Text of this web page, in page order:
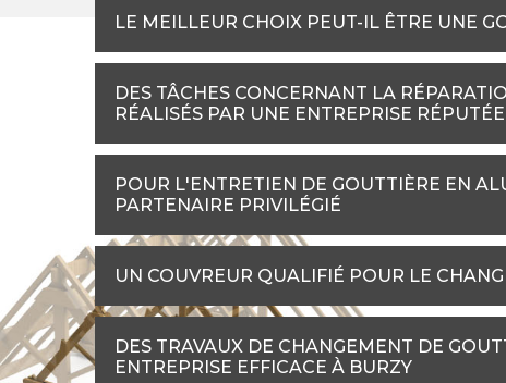
LE MEILLEUR CHOIX PEUT-IL ÊTRE UNE
DES TÂCHES CONCERNANT LA
RÉALISÉS PAR UNE ENTREPRISE
POUR L'ENTRETIEN DE GOUTTIÈRE EN
PARTENAIRE PRIVILÉGIÉ
UN COUVREUR QUALIFIÉ POUR LE
DES TRAVAUX DE CHANGEMENT DE
ENTREPRISE EFFICACE À BURZY